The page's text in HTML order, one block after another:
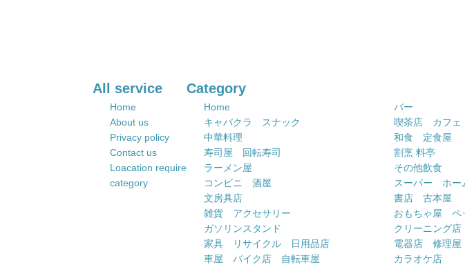
All service
Home
About us
Privacy policy
Contact us
Loacation require
category
Category
Home バー
キャバクラ スナック
喫茶店 カフェ
中華料理
和食 定食屋
寿司屋 回転寿司
割烹 料亭
ラーメン屋
その他飲食
コンビニ 酒屋
スーパー ホー
文房具店
書店 古本屋
雑貨 アクセサリー
おもちゃ屋 ペ
ガソリンスタンド
クリーニング店
家具 リサイクル 日用品店
電器店 修理屋
車屋 バイク店 自転車屋
カラオケ店